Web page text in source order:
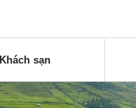
Khách sạn